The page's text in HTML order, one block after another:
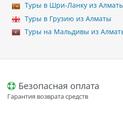
Туры в Шри-Ланку из
Туры в Грузию из Алматы
Туры на Мальдивы из
Безопасная оплата
Гарантия возврата средств